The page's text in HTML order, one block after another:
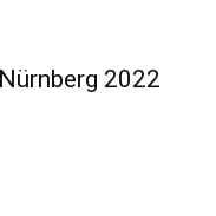
2022